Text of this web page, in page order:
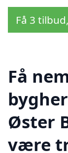
Få 3
Få
Øster
være